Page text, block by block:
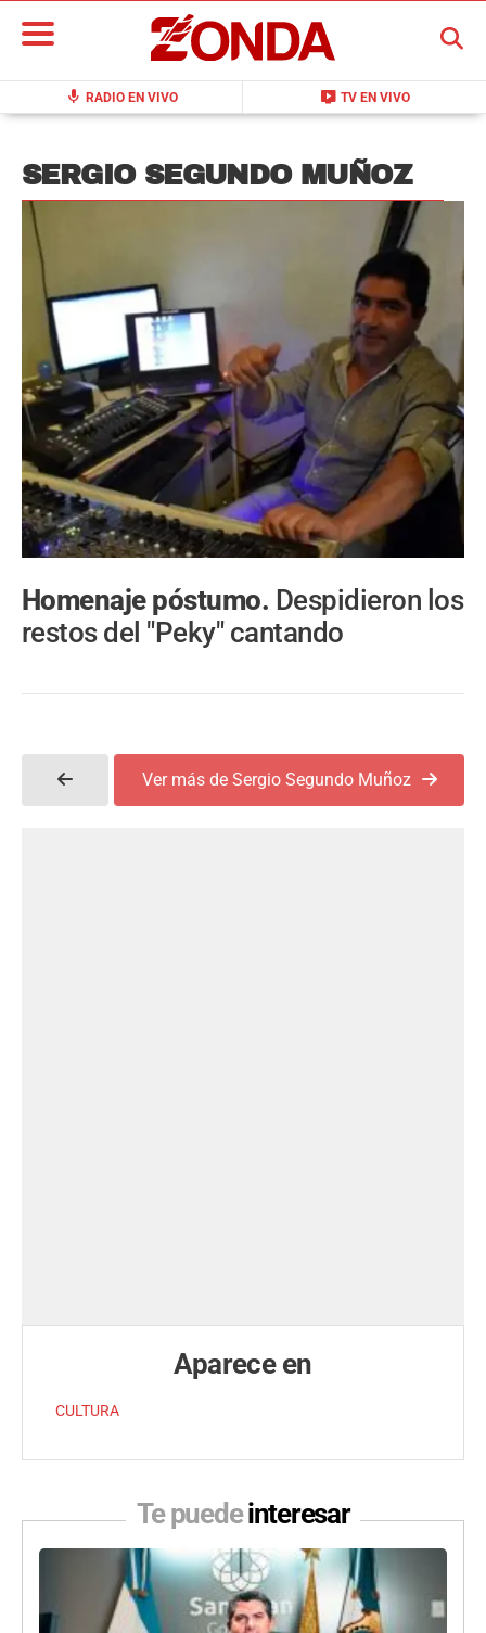
mic RADIO EN VIVO live_tv TV EN VIVO
BUSCAR
SERGIO SEGUNDO MUÑOZ
Homenaje póstumo. Despidieron los
restos del "Peky" cantando
Ver más de Sergio Segundo Muñoz
Aparece en
CULTURA
Te puedeinteresar